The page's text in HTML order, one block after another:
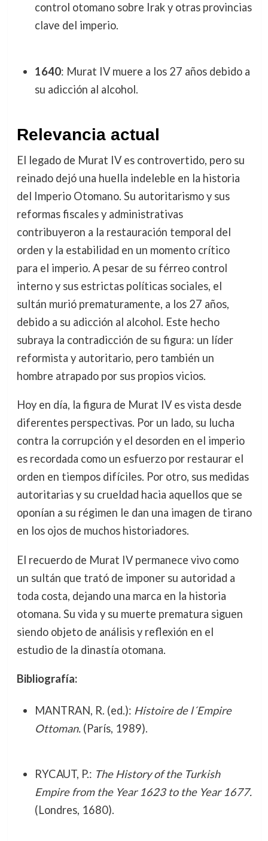
control otomano sobre Irak y otras provincias
clave del imperio.
1640: Murat IV muere a los 27 años debido a
su adicción al alcohol.
Relevancia actual
El legado de Murat IV es controvertido, pero su
reinado dejó una huella indeleble en la historia
del Imperio Otomano. Su autoritarismo y sus
reformas fiscales y administrativas
contribuyeron a la restauración temporal del
orden y la estabilidad en un momento crítico
para el imperio. A pesar de su férreo control
interno y sus estrictas políticas sociales, el
sultán murió prematuramente, a los 27 años,
debido a su adicción al alcohol. Este hecho
subraya la contradicción de su figura: un líder
reformista y autoritario, pero también un
hombre atrapado por sus propios vicios.
Hoy en día, la figura de Murat IV es vista desde
diferentes perspectivas. Por un lado, su lucha
contra la corrupción y el desorden en el imperio
es recordada como un esfuerzo por restaurar el
orden en tiempos difíciles. Por otro, sus medidas
autoritarias y su crueldad hacia aquellos que se
oponían a su régimen le dan una imagen de tirano
en los ojos de muchos historiadores.
El recuerdo de Murat IV permanece vivo como
un sultán que trató de imponer su autoridad a
toda costa, dejando una marca en la historia
otomana. Su vida y su muerte prematura siguen
siendo objeto de análisis y reflexión en el
estudio de la dinastía otomana.
Bibliografía:
MANTRAN, R. (ed.): Histoire de l´Empire
Ottoman.(París, 1989).
RYCAUT, P.: The History of the Turkish
Empire from the Year 1623 to the Year 1677.
(Londres, 1680).